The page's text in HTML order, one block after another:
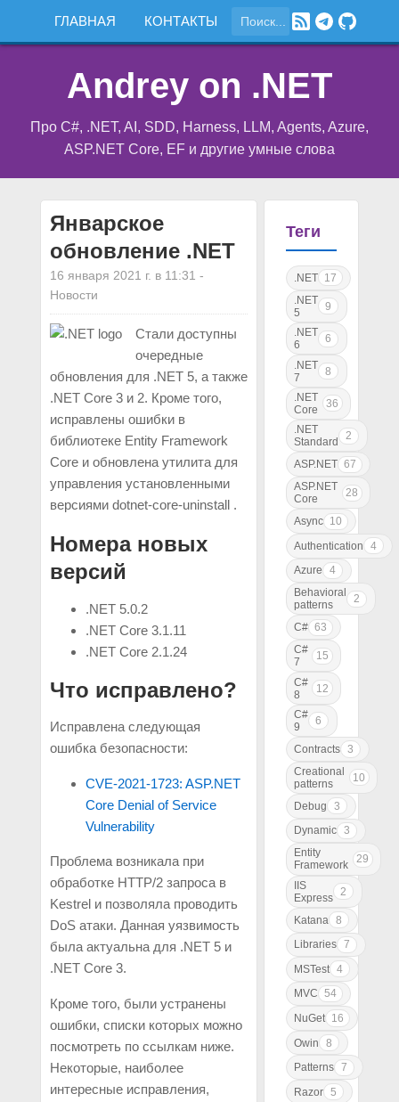
ГЛАВНАЯ КОНТАКТЫ
Andrey on .NET
Про C#, .NET, AI, SDD, Harness, LLM, Agents, Azure,
ASP.NET Core, EF и другие умные слова
Январское
обновление .NET
16 января 2021 г. в 11:31 -
Новости
Стали доступны
очередные
обновления для .NET 5, а также
.NET Core 3 и 2. Кроме того,
исправлены ошибки в
библиотеке Entity Framework
Core и обновлена утилита для
управления установленными
версиями dotnet-core-uninstall .
Номера новых
версий
.NET 5.0.2
.NET Core 3.1.11
.NET Core 2.1.24
Что исправлено?
Исправлена следующая
ошибка безопасности:
CVE-2021-1723: ASP.NET
Core Denial of Service
Vulnerability
Проблема возникала при
обработке HTTP/2 запроса в
Kestrel и позволяла проводить
DoS атаки. Данная уязвимость
была актуальна для .NET 5 и
.NET Core 3.
Кроме того, были устранены
ошибки, списки которых можно
посмотреть по ссылкам ниже.
Некоторые, наиболее
интересные исправления,
Теги
.NET 17
.NET
5
9
.NET
6
6
.NET
7
8
.NET
Core
36
.NET
Standard
2
ASP.NET 67
ASP.NET
Core
28
Async 10
Authentication
4
Azure
4
Behavioral
patterns
2
C# 63
C#
7
15
C#
8
12
C#
9
6
Contracts 3
Creational
patterns
10
Debug
3
Dynamic 3
Entity
Framework
29
IIS
Express
2
Katana
8
Libraries 7
MSTest 4
MVC 54
NuGet 16
Owin
8
Patterns 7
Razor 5